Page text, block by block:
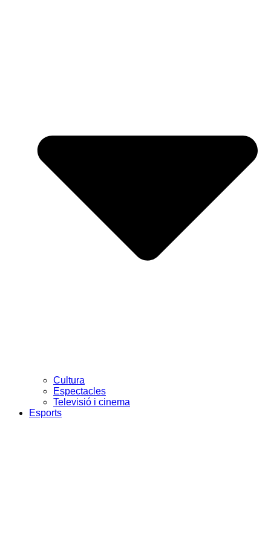
Cultura
Espectacles
Televisió i cinema
Esports